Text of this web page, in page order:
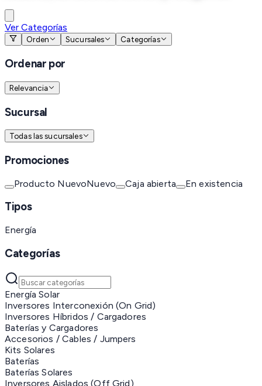
Ver Categorías
Orden Sucursales Categorías
Ordenar por
Relevancia
Sucursal
Todas las sucursales
Promociones
Producto NuevoNuevo Caja abierta En existencia
Tipos
Energía
Categorías
Energía Solar
Inversores Interconexión (On Grid)
Inversores Híbridos / Cargadores
Baterías y Cargadores
Accesorios / Cables / Jumpers
Kits Solares
Baterías
Baterías Solares
Inversores Aislados (Off Grid)